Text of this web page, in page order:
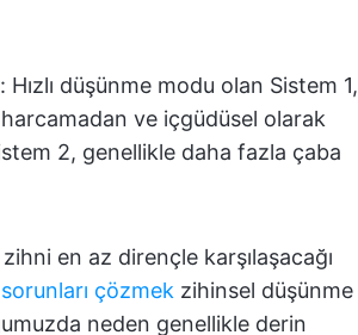
düşünme modu olan Sistem 1,
ve içgüdüsel olarak
2, genellikle daha fazla çaba
en az dirençle karşılaşacağı
çözmek zihinsel düşünme
neden genellikle derin